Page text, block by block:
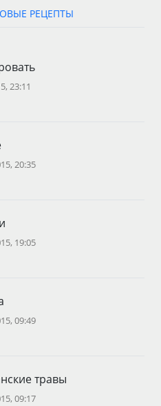
РЕЦЕПТЫ
23:11
20:35
19:05
09:49
травы
09:17